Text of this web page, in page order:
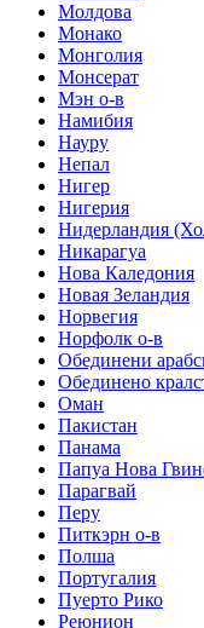
Молдова
Монако
Монголия
Монсерат
Мэн о-в
Намибия
Науру
Непал
Нигер
Нигерия
Нидерландия
Никарагуа
Нова Каледония
Новая Зеландия
Норвегия
Норфолк о-в
Обединени
Обединено
Оман
Пакистан
Панама
Папуа Нова
Парагвай
Перу
Питкэрн о-в
Полша
Португалия
Пуерто Рико
Реюнион